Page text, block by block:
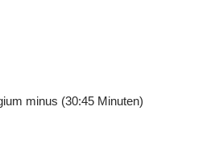
minus (30:45 Minuten)